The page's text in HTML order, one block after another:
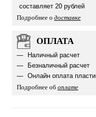
составляет 20 рублей
Подробнее о доставке
ОПЛАТА
Наличный расчет
Безналичный расчет
Онлайн оплата
Подробнее об оплате